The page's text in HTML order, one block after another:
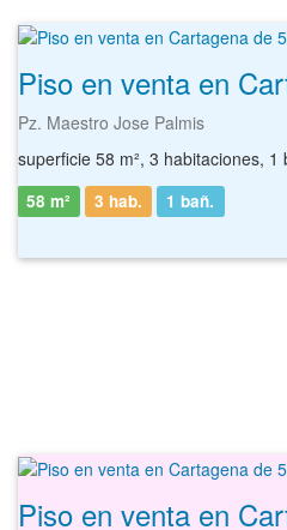
Piso en venta en
Pz. Maestro Jose Palmis
superficie 58 m², 3 habitaciones, 1
58 m² 3 hab. 1 bañ.
Piso en venta en